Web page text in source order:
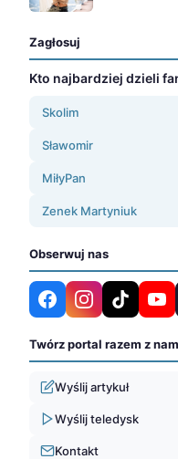
Zagłosuj
Kto najbardziej dzieli
Skolim
Sławomir
MiłyPan
Zenek Martyniuk
Obserwuj nas
Twórz portal razem z
Wyślij artykuł
Wyślij teledysk
Kontakt